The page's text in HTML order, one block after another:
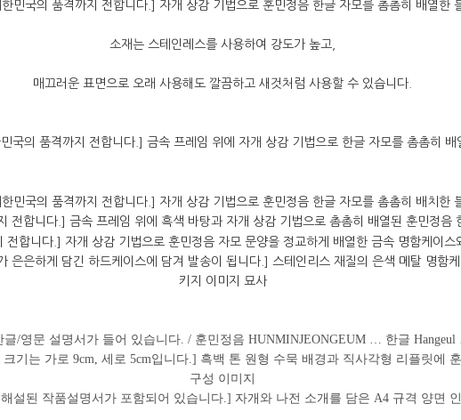
소재는 스테인레스를 사용하여 강도가 높고,
매끄러운 표면으로 오래 사용해도 깔끔하고 새것처럼 사용할 수 있습니다.